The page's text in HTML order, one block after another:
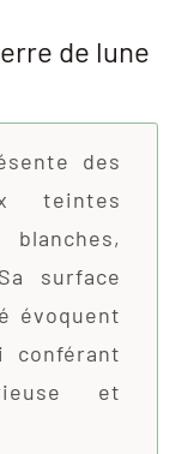
de lune
des
teintes
surface
évoquent
conférant
et